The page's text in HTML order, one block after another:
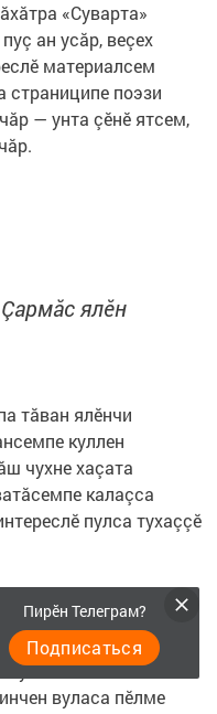
«Суварта»
ан усăр, веçех
материалсем
страниципе поэзи
— унта çӗнӗ ятсем,
ялӗн
тăван ялӗнчи
куллен
чухне хаçата
калаçса
пулса тухаççӗ
туслă эпӗ.
чăвашсем
тăван
вуласа пӗлме
Пирӗн Телеграм?
Подписаться